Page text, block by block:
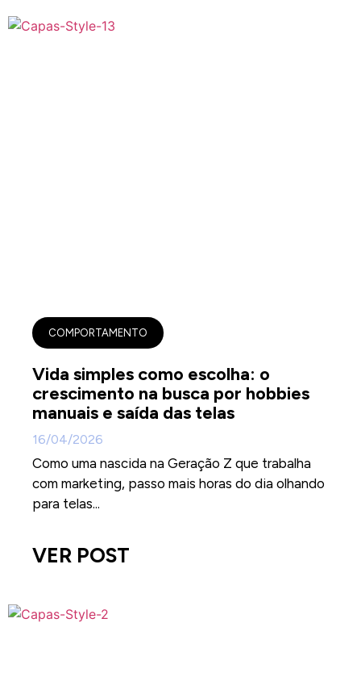
COMPORTAMENTO
Vida simples como escolha: o
crescimento na busca por hobbies
manuais e saída das telas
16/04/2026
Como uma nascida na Geração Z que trabalha
com marketing, passo mais horas do dia olhando
para telas...
VER POST